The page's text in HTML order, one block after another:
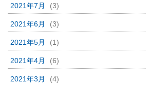
2021年7月 (3)
2021年6月 (3)
2021年5月 (1)
2021年4月 (6)
2021年3月 (4)